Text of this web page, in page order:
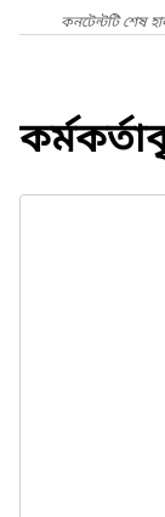
কনটেন্টটি শেষ